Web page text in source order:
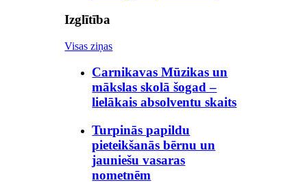
Izglītība
Visas ziņas
Carnikavas Mūzikas un
mākslas skolā šogad –
lielākais absolventu skaits
Turpinās papildu
pieteikšanās bērnu un
jauniešu vasaras
nometnēm